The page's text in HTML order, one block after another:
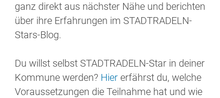
ganz direkt aus nächster Nähe und berichten
über ihre Erfahrungen im STADTRADELN-
Stars-Blog.
Du willst selbst STADTRADELN-Star in deiner
Kommune werden? Hier erfährst du, welche
Voraussetzungen die Teilnahme hat und wie